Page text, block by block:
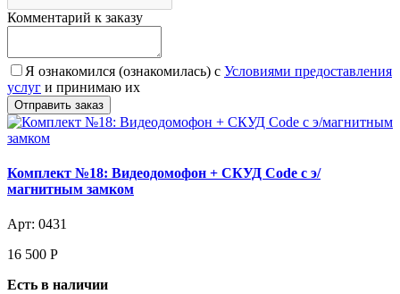
Комментарий к заказу
Я ознакомился (ознакомилась) с Условиями предоставления
услуг и принимаю их
Комплект №18: Видеодомофон + СКУД Code с э/
магнитным замком
Арт: 0431
16 500 Р
Есть в наличии